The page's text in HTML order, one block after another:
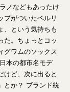
ノなどもあったけ
プがついたベルリ
、という気持ちも
た。ちょっとコッ
グワムのソックス
本の都市名モデ
けど、次に出ると
とか？ ブランド統